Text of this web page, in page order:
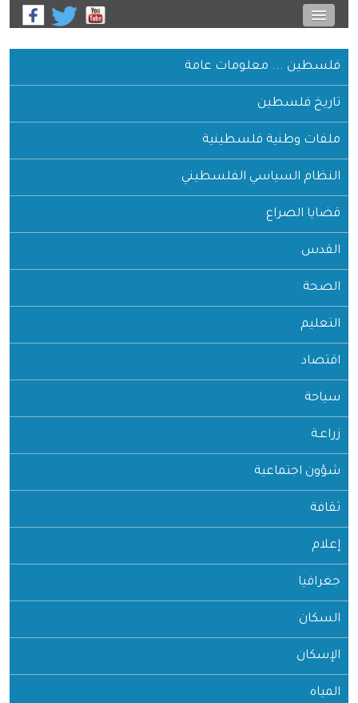
فلسطين ... معلومات عامة
تاريخ فلسطين
ملفات وطنية فلسطينية
النظام السياسي الفلسطيني
قضايا الصراع
القدس
الصحة
التعليم
اقتصاد
سياحة
زراعـة
شؤون اجتماعية
ثقافة
إعلام
جغرافيا
السكان
الإسكان
المياه